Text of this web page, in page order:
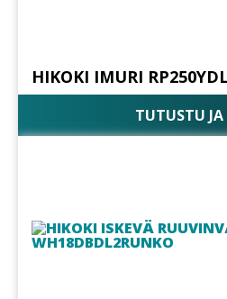
HIKOKI IMURI
TUTUSTU